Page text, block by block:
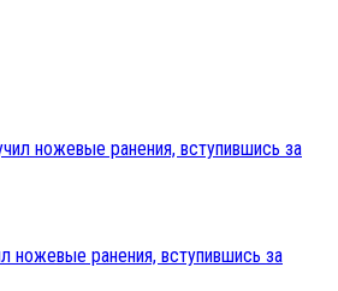
ножевые ранения, вступившись за